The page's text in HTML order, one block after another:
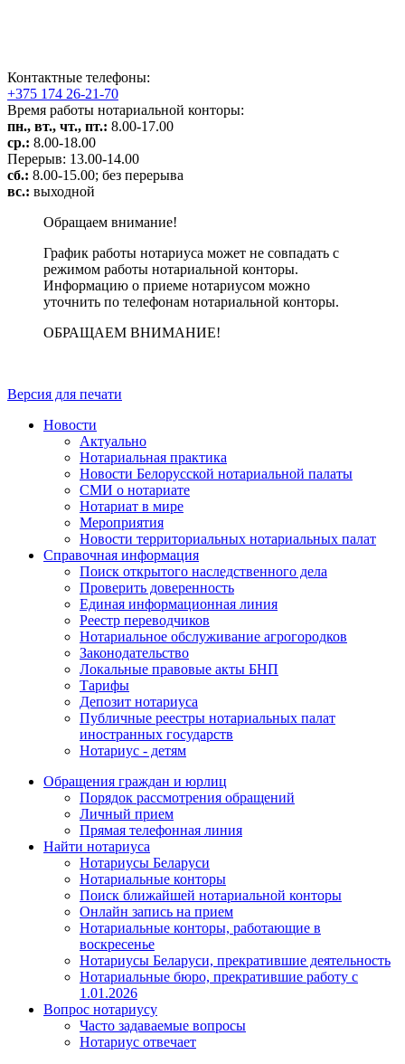
Контактные телефоны:
+375 174 26-21-70
Время работы нотариальной конторы:
пн., вт., чт., пт.: 8.00-17.00
ср.: 8.00-18.00
Перерыв: 13.00-14.00
сб.: 8.00-15.00; без перерыва
вс.: выходной
Обращаем внимание!
График работы нотариуса может не совпадать с
режимом работы нотариальной конторы.
Информацию о приеме нотариусом можно
уточнить по телефонам нотариальной конторы.
ОБРАЩАЕМ ВНИМАНИЕ!
Версия для печати
Новости
Актуально
Нотариальная практика
Новости Белорусской нотариальной палаты
СМИ о нотариате
Нотариат в мире
Мероприятия
Новости территориальных нотариальных палат
Справочная информация
Поиск открытого наследственного дела
Проверить доверенность
Единая информационная линия
Реестр переводчиков
Нотариальное обслуживание агрогородков
Законодательство
Локальные правовые акты БНП
Тарифы
Депозит нотариуса
Публичные реестры нотариальных палат
иностранных государств
Нотариус - детям
Обращения граждан и юрлиц
Порядок рассмотрения обращений
Личный прием
Прямая телефонная линия
Найти нотариуса
Нотариусы Беларуси
Нотариальные конторы
Поиск ближайшей нотариальной конторы
Онлайн запись на прием
Нотариальные конторы, работающие в
воскресенье
Нотариусы Беларуси, прекратившие деятельность
Нотариальные бюро, прекратившие работу с
1.01.2026
Вопрос нотариусу
Часто задаваемые вопросы
Нотариус отвечает